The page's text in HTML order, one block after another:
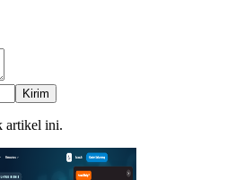
Kirim
artikel ini.